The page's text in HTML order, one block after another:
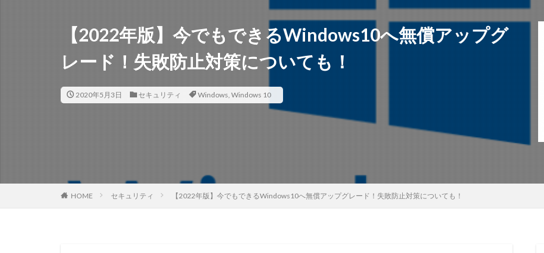
【2022年版】今でもできるWindows10へ無償アップグ
レード！失敗防止対策についても！
2020年5月3日 セキュリティ Windows, Windows 10
HOME セキュリティ 【2022年版】今でもできるWindows10へ無償アップグレード！失敗防止対策についても！